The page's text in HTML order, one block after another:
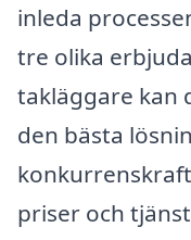
inleda
tre olika
takläggare kan
den bästa
priser och